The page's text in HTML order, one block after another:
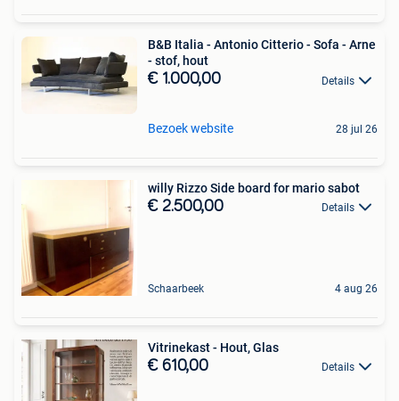
B&B Italia - Antonio Citterio - Sofa - Arne
- stof, hout
€ 1.000,00 Details
Bezoek website 28 jul 26
willy Rizzo Side board for mario sabot
€ 2.500,00 Details
Schaarbeek 4 aug 26
Vitrinekast - Hout, Glas
€ 610,00 Details